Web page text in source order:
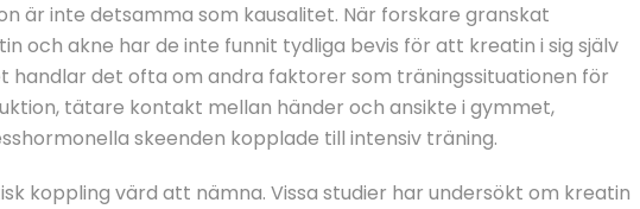
är inte detsamma som kausalitet. När forskare granskat
och akne har de inte funnit tydliga bevis för att kreatin i sig själv
handlar det ofta om andra faktorer som träningssituationen för
tätare kontakt mellan händer och ansikte i gymmet,
skeenden kopplade till intensiv träning.
koppling värd att nämna. Vissa studier har undersökt om kreatin